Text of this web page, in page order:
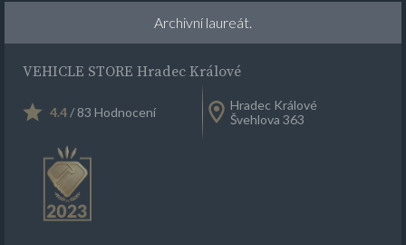
Archivní laureát.
VEHICLE STORE Hradec Králové
4.4/ 83 Hodnocení
Hradec Králové
Švehlova 363